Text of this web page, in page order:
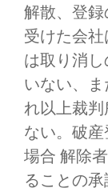
解散、登
受けた会
は取り消
いない、
れ以上裁
ない。破
場合 解除
ることの